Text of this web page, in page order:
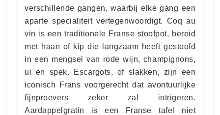
verschillende gangen, waarbij elke gang een
aparte specialiteit vertegenwoordigt. Coq au
vin is een traditionele Franse stoofpot, bereid
met haan of kip die langzaam heeft gestoofd
in een mengsel van rode wijn, champignons,
ui en spek. Escargots, of slakken, zijn een
iconisch Frans voorgerecht dat avontuurlijke
fijnproevers zeker zal intrigeren.
Aardappelgratin is een Franse tafel niet